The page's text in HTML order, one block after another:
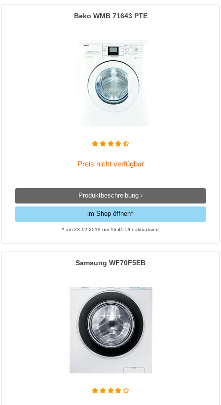
Beko WMB 71643 PTE
Preis nicht verfügbar
Produktbeschreibung ›
im Shop öffnen*
* am 23.12.2019 um 16:45 Uhr aktualisiert
Samsung WF70F5EB